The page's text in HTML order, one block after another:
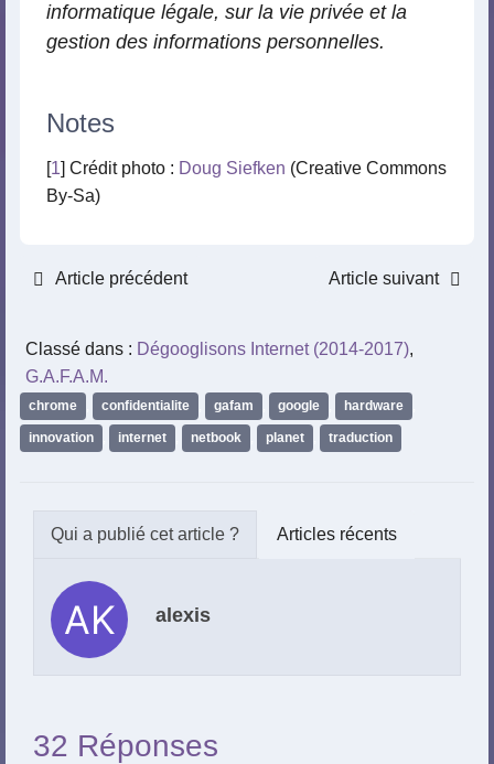
informatique légale, sur la vie privée et la
gestion des informations personnelles.
Notes
[1] Crédit photo : Doug Siefken (Creative Commons
By-Sa)
Article précédent Article suivant
Classé dans : Dégooglisons Internet (2014-2017),
G.A.F.A.M.
chrome confidentialite gafam google hardware
innovation internet netbook planet traduction
Articles récents
alexis
32 Réponses